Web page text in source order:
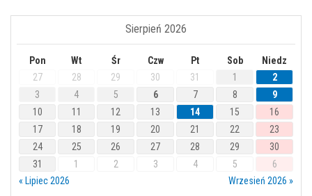
Sierpień 2026
Pon Wt Śr Czw Pt Sob
Niedz
27
28 29 30 31 1
2
3
4 5 6 7 8
9
10
11 12 13 14 15
16
17
18 19 20 21 22
23
24
25 26 27 28 29
30
31
1 2 3 4 5
6
« Lipiec 2026
Wrzesień 2026 »